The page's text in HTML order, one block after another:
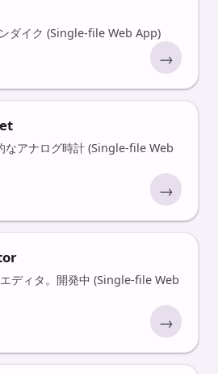
ダイク (Single-file Web App)
→
なアナログ時計 (Single-file Web
→
エディタ。開発中 (Single-file Web
→